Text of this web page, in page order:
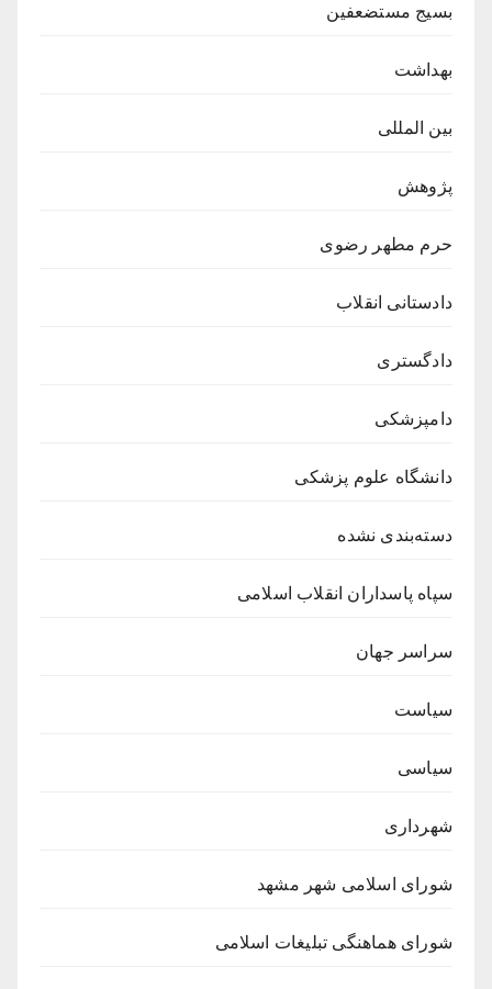
بسیج مستضعفین
بهداشت
بین المللی
پژوهش
حرم مطهر رضوی
دادستانی انقلاب
دادگستری
دامپزشکی
دانشگاه علوم پزشکی
دسته‌بندی نشده
سپاه پاسداران انقلاب اسلامی
سراسر جهان
سیاست
سیاسی
شهرداری
شورای اسلامی شهر مشهد
شورای هماهنگی تبلیغات اسلامی